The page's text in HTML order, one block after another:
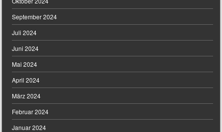
September 2024
Juli 2024
Juni 2024
Mai 2024
April 2024
März 2024
Februar 2024
Januar 2024